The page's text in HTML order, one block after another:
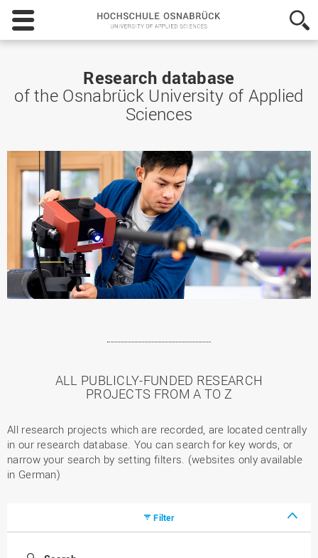
Hochschule
Osnabrück
-
Sciences
Research database
of the Osnabrück University of Applied
Sciences
ALL PUBLICLY-FUNDED RESEARCH
PROJECTS FROM A TO Z
All research projects which are recorded, are located centrally
in our research database. You can search for key words, or
narrow your search by setting filters. (websites only available
in German)
Filter